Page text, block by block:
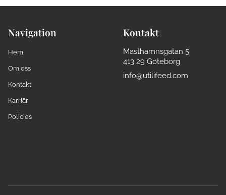
Navigation
Hem
Om oss
Kontakt
Karriär
Policies
Kontakt
Masthamnsgatan 5
413 29 Göteborg
info@utilifeed.com